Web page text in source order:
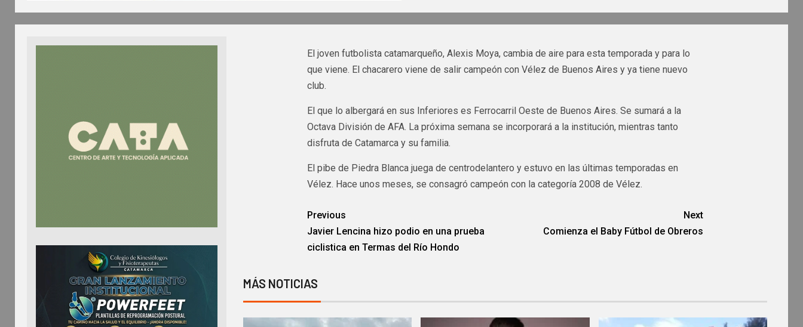
El joven futbolista catamarqueño, Alexis Moya, cambia de aire para esta temporada y para lo
que viene. El chacarero viene de salir campeón con Vélez de Buenos Aires y ya tiene nuevo
club.
El que lo albergará en sus Inferiores es Ferrocarril Oeste de Buenos Aires. Se sumará a la
Octava División de AFA. La próxima semana se incorporará a la institución, mientras tanto
disfruta de Catamarca y su familia.
El pibe de Piedra Blanca juega de centrodelantero y estuvo en las últimas temporadas en
Vélez. Hace unos meses, se consagró campeón con la categoría 2008 de Vélez.
Previous
Javier Lencina hizo podio en una prueba
ciclistica en Termas del Río Hondo
Next
Comienza el Baby Fútbol de Obreros
MÁS NOTICIAS